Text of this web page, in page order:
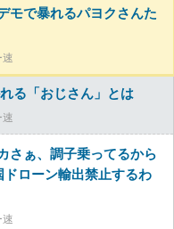
モで暴れるパヨクさんた
速
る「おじさん」とは
速
さぁ、調子乗ってるから
ローン輸出禁止するわ
速